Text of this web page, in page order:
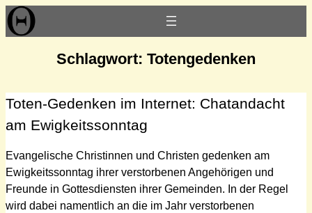
Zum
Inhalt
Schlagwort: Totengedenken
Toten-Gedenken im Internet: Chatandacht
am Ewigkeitssonntag
Evangelische Christinnen und Christen gedenken am
Ewigkeitssonntag ihrer verstorbenen Angehörigen und
Freunde in Gottesdiensten ihrer Gemeinden. In der Regel
wird dabei namentlich an die im Jahr verstorbenen